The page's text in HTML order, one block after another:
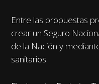
Entre las propuestas
crear un Seguro
de la Nación y
sanitarios.